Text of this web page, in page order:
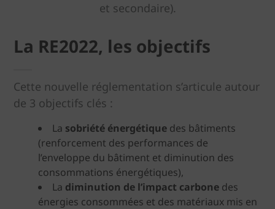
et secondaire).
La RE2022, les objectifs
Cette nouvelle réglementation s’articule autour
de 3 objectifs clés :
La sobriété énergétique des bâtiments
(renforcement des performances de
l’enveloppe du bâtiment et diminution des
consommations énergétiques),
La diminution de l’impact carbone des
énergies consommées et des matériaux mis en